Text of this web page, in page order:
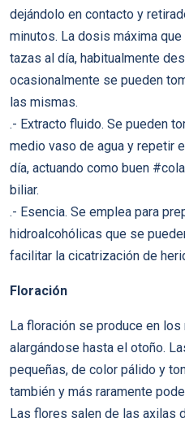
dejándolo en contacto y
minutos. La dosis máxima
tazas al día, habitualmente
ocasionalmente se pueden
las mismas.
.- Extracto fluido. Se pueden
medio vaso de agua y repetir
día, actuando como buen
biliar.
.- Esencia. Se emplea para
hidroalcohólicas que se
facilitar la cicatrización de
Floración
La floración se produce en
alargándose hasta el otoño.
pequeñas, de color pálido y
también y más raramente
Las flores salen de las axilas